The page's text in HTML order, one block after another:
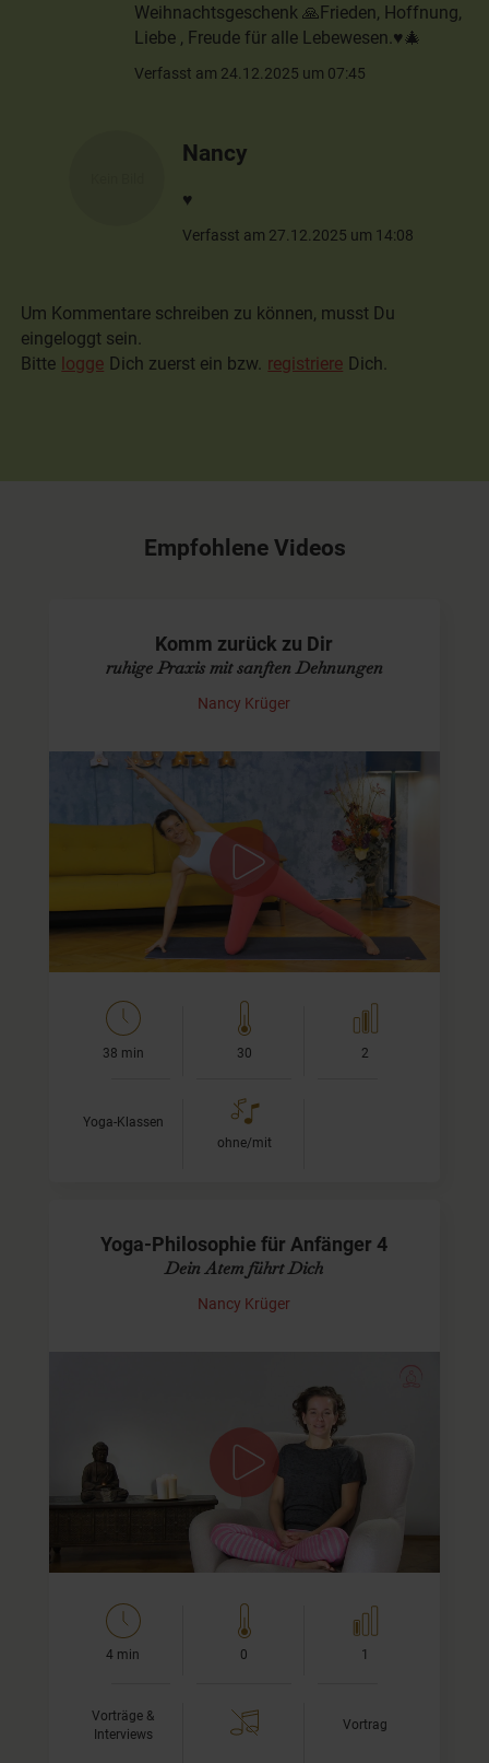
Weihnachtsgeschenk 🙏Frieden, Hoffnung,
Liebe , Freude für alle Lebewesen.♥️🎄
Verfasst am 24.12.2025 um 07:45
Nancy
♥️
Verfasst am 27.12.2025 um 14:08
Um Kommentare schreiben zu können, musst Du
eingeloggt sein.
Bitte logge Dich zuerst ein bzw. registriere Dich.
Empfohlene Videos
Komm zurück zu Dir
ruhige Praxis mit sanften Dehnungen
Nancy Krüger
Verbindung zu Dir stärken
Diese Praxis ist für Dich, wenn Du Dich gerade etwas
zerstreut fühlst und nicht so genau weißt, wo Dir der Kopf
steht. Dich erwartet eine ruhige Klasse mit viel Dehnung,…
38 min 30 2
Yoga-Klassen
ohne/mit
Yoga-Philosophie für Anfänger 4
Dein Atem führt Dich
Nancy Krüger
Übe ich Yoga richtig: Wenn Du irgendwann mal auf der
Matte unsicher bist, ob Du richtig übst, dann schau, ob
Dein Atem wirklich fließen kann. Dann hast Du die
Antwort. Von außen allein lässt sich…
4 min 0 1
Vorträge &
Interviews
Vortrag